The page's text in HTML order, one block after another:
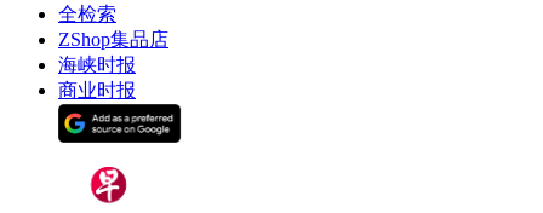
全检索
ZShop集品店
海峡时报
商业时报